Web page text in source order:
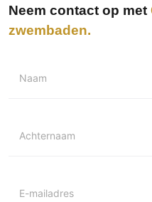
Neem contact op met
zwembaden
Naam
Achternaam
E-mailadres